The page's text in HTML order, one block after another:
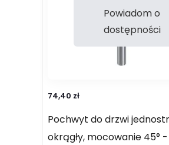
Powiadom o
dostępności
74,40 zł
Pochwyt do drzwi
okrągły, mocowanie 45°